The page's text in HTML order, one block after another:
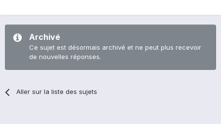
Archivé
Ce sujet est désormais archivé et ne peut plus recevoir
de nouvelles réponses.
Aller sur la liste des sujets